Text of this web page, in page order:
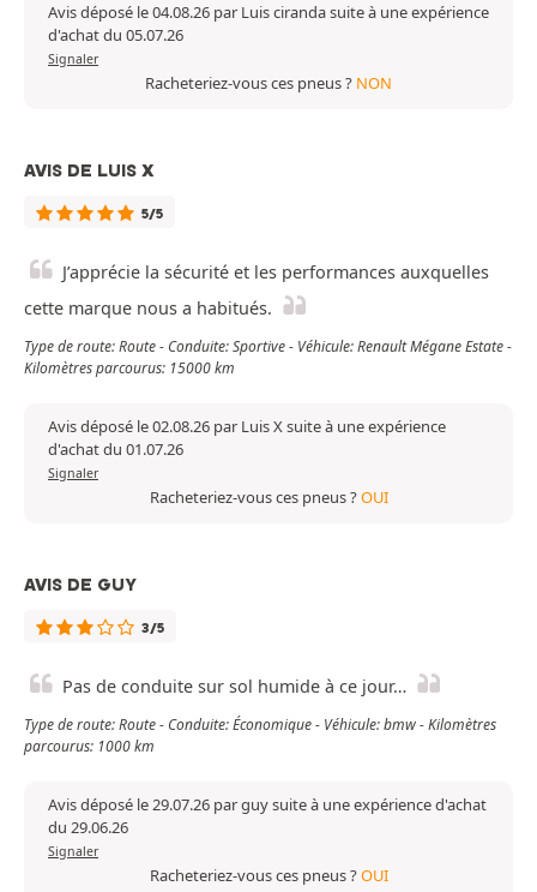
Avis déposé le 04.08.26 par Luis ciranda suite à une expérience
d'achat du 05.07.26
Signaler
Racheteriez-vous ces pneus ? NON
AVIS DE LUIS X
5/5
J’apprécie la sécurité et les performances auxquelles
cette marque nous a habitués.
Type de route: Route - Conduite: Sportive - Véhicule: Renault Mégane Estate -
Kilomètres parcourus: 15000 km
Avis déposé le 02.08.26 par Luis X suite à une expérience
d'achat du 01.07.26
Signaler
Racheteriez-vous ces pneus ?OUI
AVIS DE GUY
3/5
Pas de conduite sur sol humide à ce jour…
Type de route: Route - Conduite: Économique - Véhicule: bmw - Kilomètres
parcourus: 1000 km
Avis déposé le 29.07.26 par guy suite à une expérience d'achat
du 29.06.26
Signaler
Racheteriez-vous ces pneus ?OUI